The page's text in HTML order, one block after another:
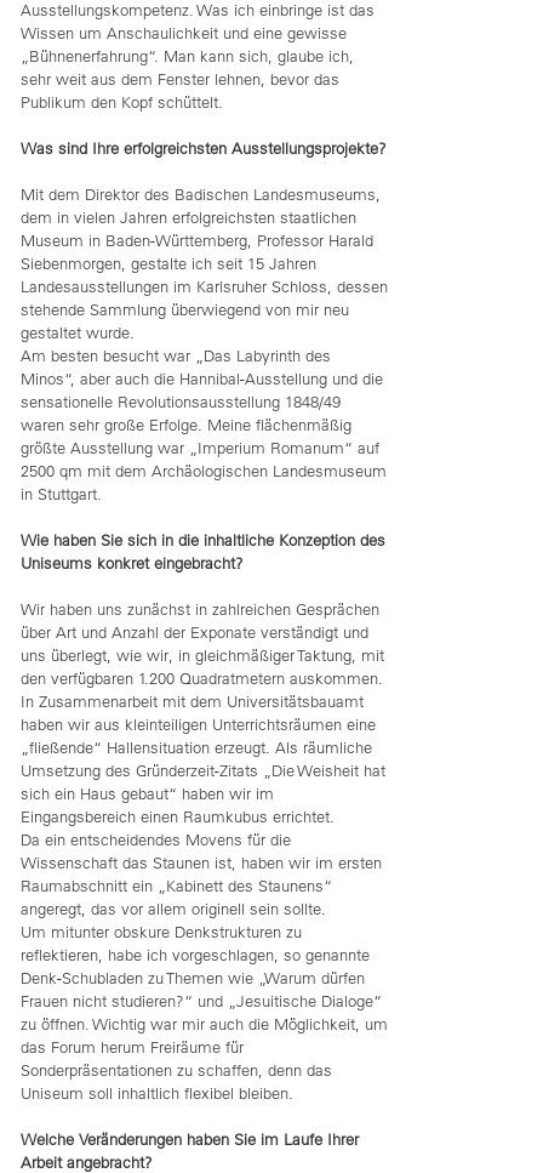
Ausstellungskompetenz. Was ich einbringe ist das
Wissen um Anschaulichkeit und eine gewisse
„Bühnenerfahrung“. Man kann sich, glaube ich,
sehr weit aus dem Fenster lehnen, bevor das
Publikum den Kopf schüttelt.
Was sind Ihre erfolgreichsten Ausstellungsprojekte?
Mit dem Direktor des Badischen Landesmuseums,
dem in vielen Jahren erfolgreichsten staatlichen
Museum in Baden-Württemberg, Professor Harald
Siebenmorgen, gestalte ich seit 15 Jahren
Landesausstellungen im Karlsruher Schloss, dessen
stehende Sammlung überwiegend von mir neu
gestaltet wurde.
Am besten besucht war „Das Labyrinth des
Minos“, aber auch die Hannibal-Ausstellung und die
sensationelle Revolutionsausstellung 1848/49
waren sehr große Erfolge. Meine flächenmäßig
größte Ausstellung war „Imperium Romanum“ auf
2500 qm mit dem Archäologischen Landesmuseum
in Stuttgart.
Wie haben Sie sich in die inhaltliche Konzeption des
Uniseums konkret eingebracht?
Wir haben uns zunächst in zahlreichen Gesprächen
über Art und Anzahl der Exponate verständigt und
uns überlegt, wie wir, in gleichmäßiger Taktung, mit
den verfügbaren 1.200 Quadratmetern auskommen.
In Zusammenarbeit mit dem Universitätsbauamt
haben wir aus kleinteiligen Unterrichtsräumen eine
„fließende“ Hallensituation erzeugt. Als räumliche
Umsetzung des Gründerzeit-Zitats „Die Weisheit hat
sich ein Haus gebaut“ haben wir im
Eingangsbereich einen Raumkubus errichtet.
Da ein entscheidendes Movens für die
Wissenschaft das Staunen ist, haben wir im ersten
Raumabschnitt ein „Kabinett des Staunens“
angeregt, das vor allem originell sein sollte.
Um mitunter obskure Denkstrukturen zu
reflektieren, habe ich vorgeschlagen, so genannte
Denk-Schubladen zu Themen wie „Warum dürfen
Frauen nicht studieren?“ und „Jesuitische Dialoge“
zu öffnen. Wichtig war mir auch die Möglichkeit, um
das Forum herum Freiräume für
Sonderpräsentationen zu schaffen, denn das
Uniseum soll inhaltlich flexibel bleiben.
Welche Veränderungen haben Sie im Laufe Ihrer
Arbeit angebracht?